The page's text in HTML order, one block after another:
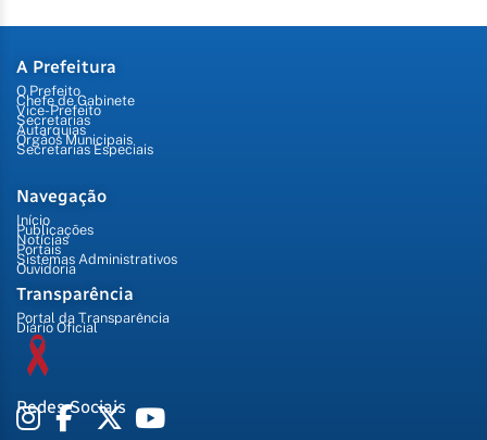
A Prefeitura
O Prefeito
Chefe de Gabinete
Vice-Prefeito
Secretarias
Autarquias
Órgãos Municipais
Secretarias Especiais
Navegação
Início
Publicações
Notícias
Portais
Sistemas Administrativos
Ouvidoria
Transparência
Portal da Transparência
Diário Oficial
Redes Sociais